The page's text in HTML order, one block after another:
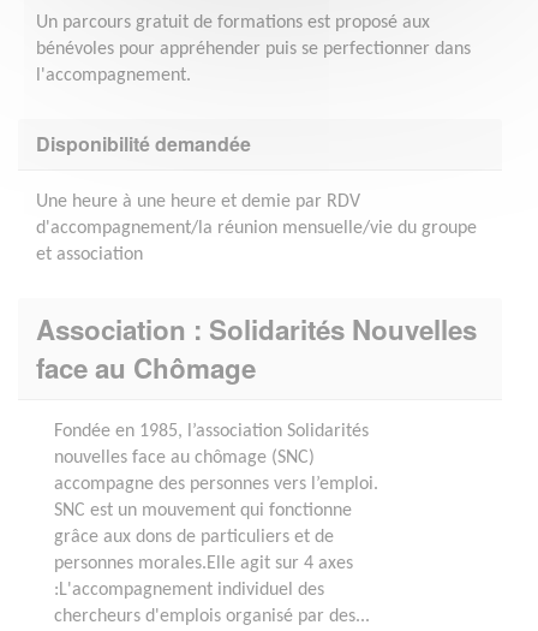
Un parcours gratuit de formations est proposé aux
bénévoles pour appréhender puis se perfectionner dans
l'accompagnement.
Disponibilité demandée
Une heure à une heure et demie par RDV
d'accompagnement/la réunion mensuelle/vie du groupe
et association
Association : Solidarités Nouvelles
face au Chômage
Fondée en 1985, l’association Solidarités
nouvelles face au chômage (SNC)
accompagne des personnes vers l’emploi.
SNC est un mouvement qui fonctionne
grâce aux dons de particuliers et de
personnes morales.Elle agit sur 4 axes
:L'accompagnement individuel des
chercheurs d'emplois organisé par des...